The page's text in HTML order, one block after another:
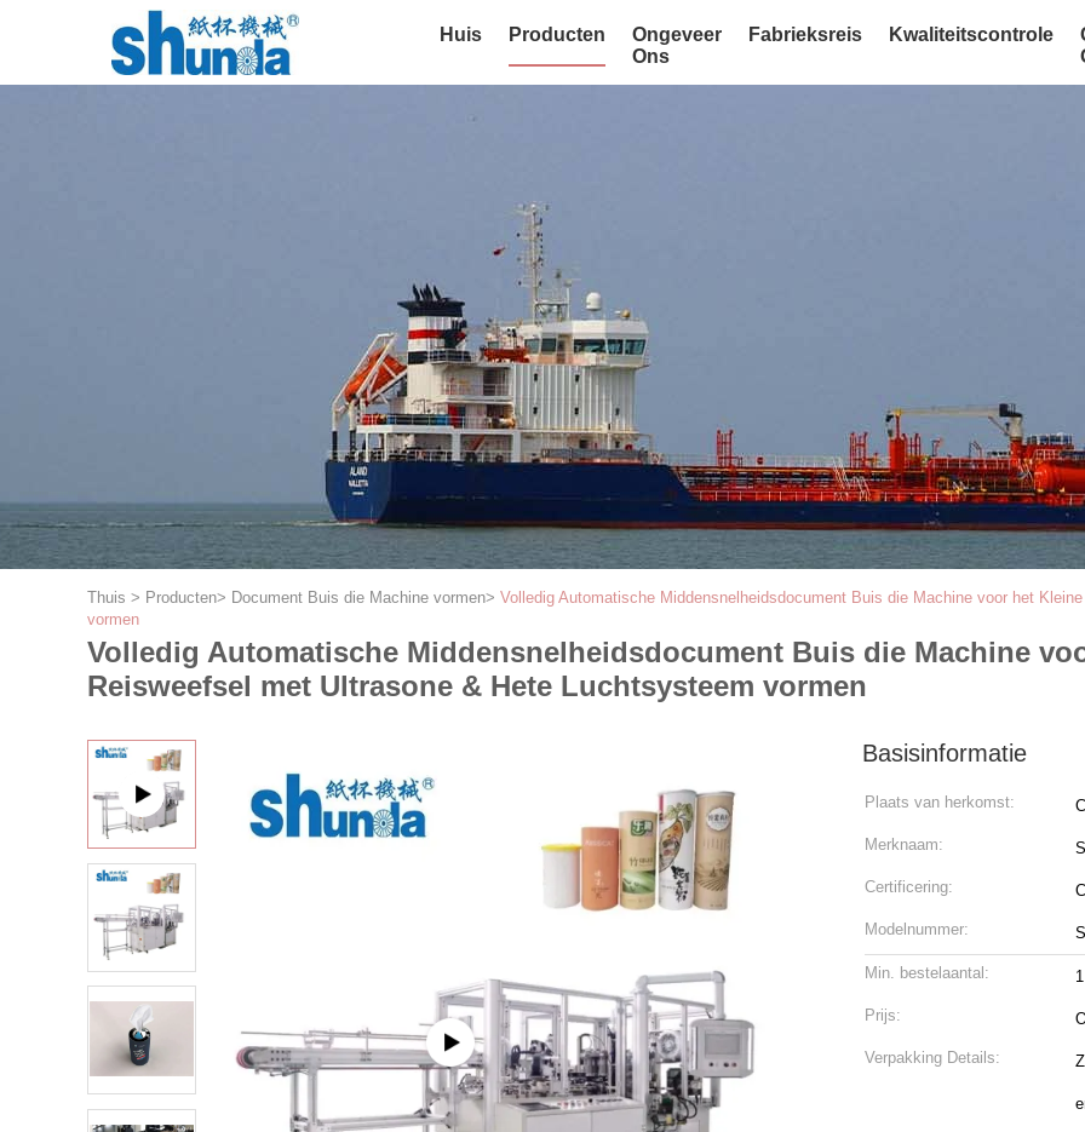
Huis Producten
Ongeveer
Ons
Fabrieksreis Kwaliteitscontrole
Thuis > Producten> Document Buis die Machine vormen> Volledig Automatische Middensnelheidsdocument Buis die Machine voor het
vormen
Volledig Automatische Middensnelheidsdocument Buis die Machine
Reisweefsel met Ultrasone & Hete Luchtsysteem vormen
Basisinformatie
Plaats van herkomst:
Merknaam:
Certificering:
Modelnummer:
Min. bestelaantal:
Prijs:
Verpakking Details: